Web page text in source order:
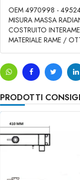
OEM 4970998 -
MISURA MASSA
COSTRUITO
MATERIALE RAME /
PRODOTTI